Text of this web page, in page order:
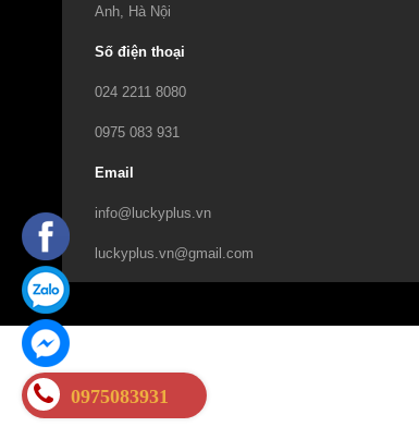
Anh, Hà Nội
Số điện thoại
024 2211 8080
0975 083 931
Email
info@luckyplus.vn
luckyplus.vn@gmail.com
0975083931